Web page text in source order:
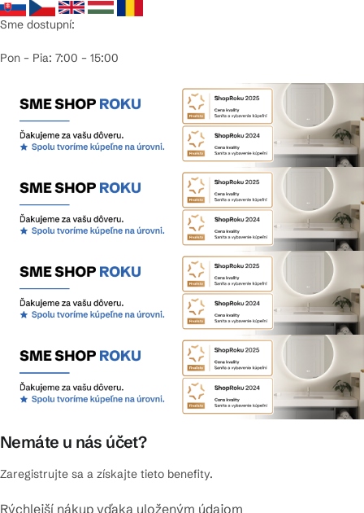
Sme dostupní:
Pon – Pia: 7:00 – 15:00
Nemáte u nás účet?
Zaregistrujte sa a získajte tieto benefity.
Rýchlejší nákup vďaka uloženým údajom